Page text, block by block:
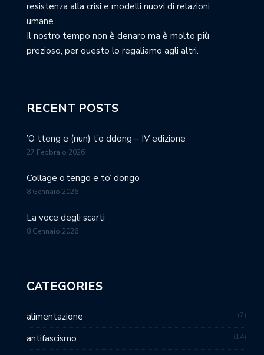
resistenza alla crisi e modelli nuovi di relazioni
umane.
Il nostro tempo non è denaro ma è molto più
prezioso, per questo lo regaliamo agli altri.
RECENT POSTS
’O tteng e (nun) t’o ddong – IV edizione
27 Febbraio 2026
Collage o’tengo e to’ dongo
8 Gennaio 2026
La voce degli scarti
8 Gennaio 2026
CATEGORIES
alimentazione 7
antifascismo 14